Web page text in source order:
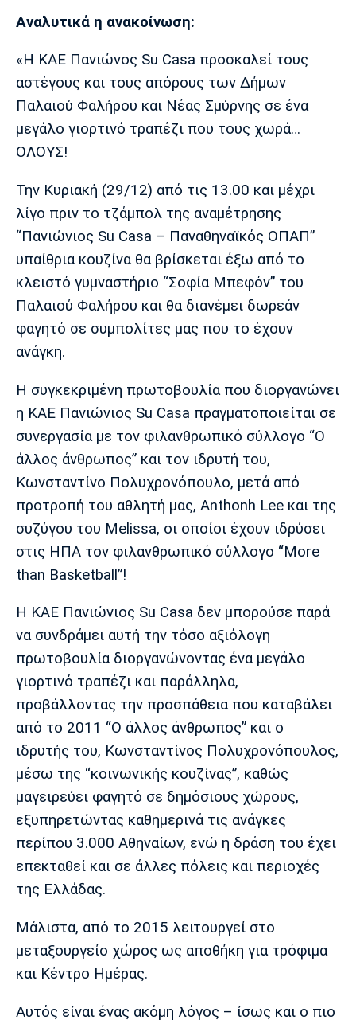
Running
Παρασκήνιο
Ιωνικός Κηφισιά
Μπαρτσελόνα
Ρεάλ
Ατλέτικο
Γιουνάιτεντ
Άρσεναλ
Σίτι
Γιουβέντους
Ίντερ Μίλαν Μπάγερν
Μπορούσια
Παρί Σεν
Μαρσέιγ
Αστέρας
Πόρτο Μπενφίκα
Αναλυτικά η ανακοίνωση:
«H ΚΑΕ Πανιώνος Su Casa προσκαλεί τους
αστέγους και τους απόρους των Δήμων
Παλαιού Φαλήρου και Νέας Σμύρνης σε ένα
μεγάλο γιορτινό τραπέζι που τους χωρά…
ΟΛΟΥΣ!
Την Κυριακή (29/12) από τις 13.00 και μέχρι
λίγο πριν το τζάμπολ της αναμέτρησης
“Πανιώνιος Su Casa – Παναθηναϊκός ΟΠΑΠ”
υπαίθρια κουζίνα θα βρίσκεται έξω από το
κλειστό γυμναστήριο “Σοφία Μπεφόν” του
Παλαιού Φαλήρου και θα διανέμει δωρεάν
φαγητό σε συμπολίτες μας που το έχουν
ανάγκη.
Η συγκεκριμένη πρωτοβουλία που διοργανώνει
η ΚΑΕ Πανιώνιος Su Casa πραγματοποιείται σε
συνεργασία με τον φιλανθρωπικό σύλλογο “Ο
άλλος άνθρωπος” και τον ιδρυτή του,
Κωνσταντίνο Πολυχρονόπουλο, μετά από
προτροπή του αθλητή μας, Anthonh Lee και της
συζύγου του Melissa, οι οποίοι έχουν ιδρύσει
στις ΗΠΑ τον φιλανθρωπικό σύλλογο “More
than Basketball”!
H KAE Πανιώνιος Su Casa δεν μπορούσε παρά
να συνδράμει αυτή την τόσο αξιόλογη
πρωτοβουλία διοργανώνοντας ένα μεγάλο
γιορτινό τραπέζι και παράλληλα,
προβάλλοντας την προσπάθεια που καταβάλει
από το 2011 “Ο άλλος άνθρωπος” και ο
ιδρυτής του, Κωνσταντίνος Πολυχρονόπουλος,
μέσω της “κοινωνικής κουζίνας”, καθώς
μαγειρεύει φαγητό σε δημόσιους χώρους,
εξυπηρετώντας καθημερινά τις ανάγκες
περίπου 3.000 Αθηναίων, ενώ η δράση του έχει
επεκταθεί και σε άλλες πόλεις και περιοχές
της Ελλάδας.
Μάλιστα, από το 2015 λειτουργεί στο
μεταξουργείο χώρος ως αποθήκη για τρόφιμα
και Κέντρο Ημέρας.
Αυτός είναι ένας ακόμη λόγος – ίσως και ο πιο